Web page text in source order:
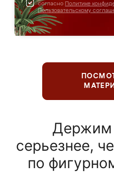
согласно Политике
Пользовательскому
Держим
серьезнее,
по